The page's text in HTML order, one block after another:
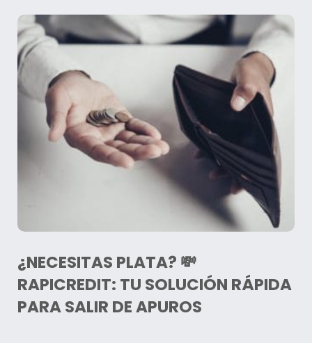
¿NECESITAS PLATA? 💸
RAPICREDIT: TU SOLUCIÓN RÁPIDA
PARA SALIR DE APUROS